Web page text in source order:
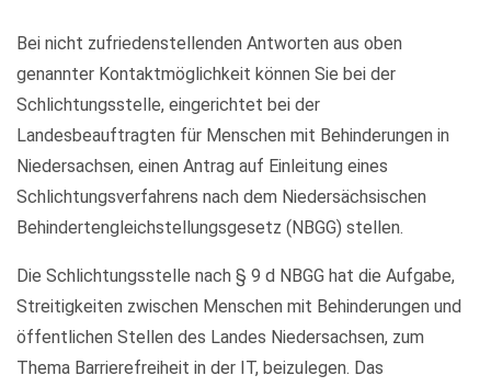
Bei nicht zufriedenstellenden Antworten aus oben
genannter Kontaktmöglichkeit können Sie bei der
Schlichtungsstelle, eingerichtet bei der
Landesbeauftragten für Menschen mit Behinderungen in
Niedersachsen, einen Antrag auf Einleitung eines
Schlichtungsverfahrens nach dem Niedersächsischen
Behindertengleichstellungsgesetz (NBGG) stellen.
Die Schlichtungsstelle nach § 9 d NBGG hat die Aufgabe,
Streitigkeiten zwischen Menschen mit Behinderungen und
öffentlichen Stellen des Landes Niedersachsen, zum
Thema Barrierefreiheit in der IT, beizulegen. Das